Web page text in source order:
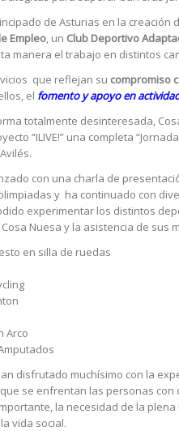
de Asturias en la creación
Empleo , un Club Deportivo
manera el trabajo en distintos
que reflejan su compromiso
el fomento y apoyo en
totalmente desinteresada,
“ILIVE!” una completa
con una charla de
y ha continuado con
experimentar los distintos
Nuesa y la asistencia de sus
en silla de ruedas
Arco
disfrutado muchísimo con la
se enfrentan las personas
la necesidad de la
vida social.